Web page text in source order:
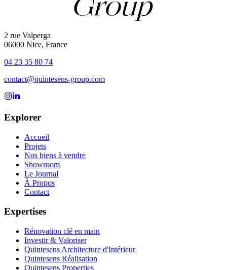
2 rue Valperga
06000 Nice, France
04 23 35 80 74
contact@quintesens-group.com
Suivez-nous sur Instagram
Explorer
Accueil
Projets
Nos biens à vendre
Showroom
Le Journal
À Propos
Contact
Expertises
Rénovation clé en main
Investir & Valoriser
Quintesens Architecture d'Intérieur
Quintesens Réalisation
Quintesens Properties